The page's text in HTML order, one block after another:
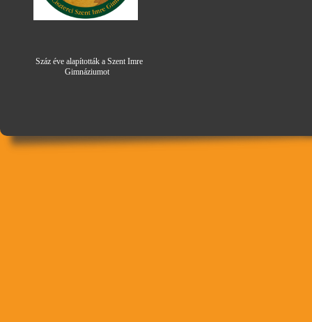
Száz éve alapították a Szent Imre
Gimnáziumot